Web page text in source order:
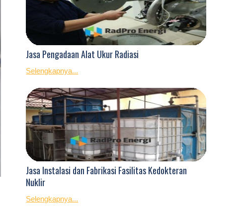
Jasa Pengadaan Alat Ukur Radiasi
Selengkapnya...
Jasa Instalasi dan Fabrikasi Fasilitas Kedokteran
Nuklir
Selengkapnya...